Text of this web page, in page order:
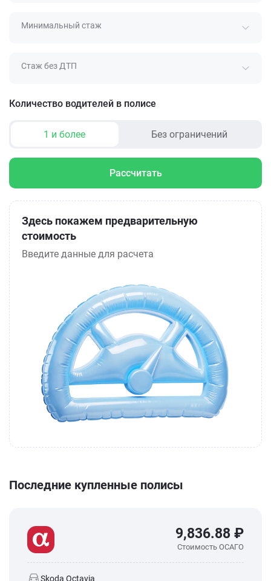
Минимальный стаж
Стаж без ДТП
Количество водителей в полисе
1 и более Без ограничений
Рассчитать
Здесь покажем предварительную
стоимость
Введите данные для расчета
Последние купленные полисы
9,836.88 ₽
Стоимость ОСАГО
Skoda Octavia